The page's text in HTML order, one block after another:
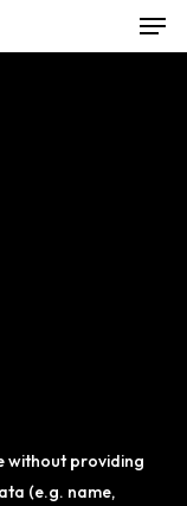
without providing
(e.g. name,